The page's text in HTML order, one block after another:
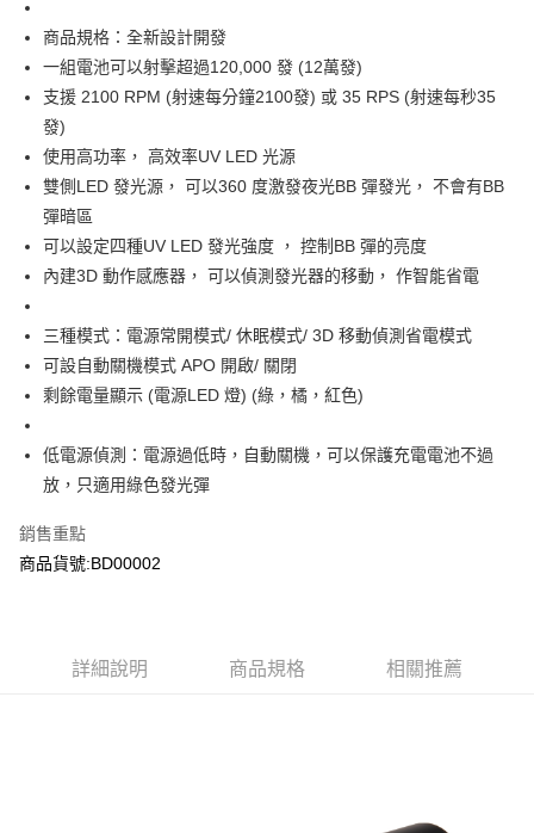
國泰世華商業銀行
臺灣中小企業銀行
台中商業銀行
匯豐（台灣）商業銀行
華泰商業銀行
聯邦商業銀行
遠東國際商業銀行
元大商業銀行
玉山商業銀行
星展（台灣）商業銀行
台新國際商業銀行
中國信託商業銀行
台灣樂天信用卡公司
LINE Pay
Apple Pay
街口支付
AFTEE先享後付
相關說明
【關於「AFTEE先享後付」】
AFTEE先享後付是「在收到商品之後才付款」的支付方式。 讓您購物簡單
便利好安心！
１．簡單：不需註冊會員、不需綁卡、不需儲值。
２．便利：只要手機號碼，簡訊認證，即可結帳。
【「AFTEE先享後付」結帳流程】
２．訂單成立數日內，您將收到繳費通知簡訊。
３．收到繳費通知簡訊後14天內，點擊此簡訊中的連結，可透過四大超商／
※ 請注意：結帳手續完成當下不需立刻繳費，但若您需要取消訂單，請聯絡
購買商品的店家。未經商家同意取消之訂單仍視為有效，需透過AFTEE先享
後付繳納相關費用。
【注意事項】
「AFTEE先享後付」，若未經同意申辦者引起之損失，本公司不負相關責
貨到付款
運送方式
全家取貨付款
7-11取貨付款
7-11取貨(快速到店)
每筆NT$200，滿NT$2,000(含以上)免運費
商品規格：全新設計開發
一組電池可以射擊超過120,000 發 (12萬發)
支援 2100 RPM (射速每分鐘2100發) 或 35 RPS (射速每秒35
發)
使用高功率， 高效率UV LED 光源
雙側LED 發光源， 可以360 度激發夜光BB 彈發光， 不會有BB
彈暗區
可以設定四種UV LED 發光強度 ， 控制BB 彈的亮度
內建3D 動作感應器， 可以偵測發光器的移動， 作智能省電
三種模式：電源常開模式/ 休眠模式/ 3D 移動偵測省電模式
可設自動關機模式 APO 開啟/ 關閉
剩餘電量顯示 (電源LED 燈) (綠，橘，紅色)
低電源偵測：電源過低時，自動關機，可以保護充電電池不過
放，只適用綠色發光彈
銷售重點
商品貨號:BD00002
詳細說明 商品規格 相關推薦